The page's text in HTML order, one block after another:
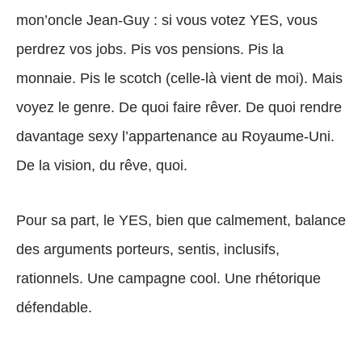
mon’oncle Jean-Guy : si vous votez YES, vous
perdrez vos jobs. Pis vos pensions. Pis la
monnaie. Pis le scotch (celle-là vient de moi). Mais
voyez le genre. De quoi faire rêver. De quoi rendre
davantage sexy l’appartenance au Royaume-Uni.
De la vision, du rêve, quoi.
Pour sa part, le YES, bien que calmement, balance
des arguments porteurs, sentis, inclusifs,
rationnels. Une campagne cool. Une rhétorique
défendable.